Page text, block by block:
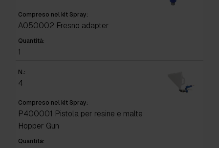
Compreso nel kit Spray:
A050002 Fresno adapter
Quantità:
1
N.:
4
Compreso nel kit Spray:
P400001 Pistola per resine e malte
Hopper Gun
Quantità: